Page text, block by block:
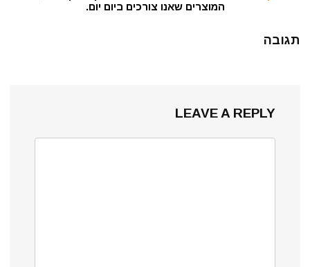
המוצרים שאנו צורכים ביום יום.
תגובה
LEAVE A REPLY